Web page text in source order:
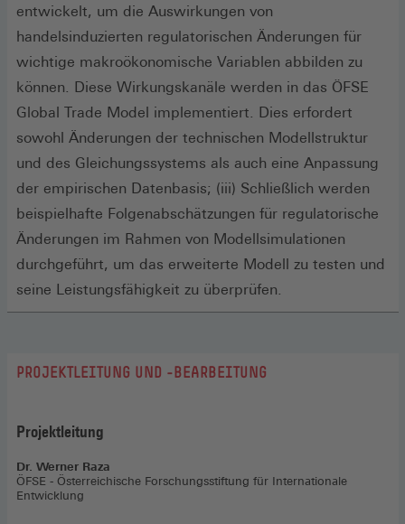
entwickelt, um die Auswirkungen von
handelsinduzierten regulatorischen Änderungen für
wichtige makroökonomische Variablen abbilden zu
können. Diese Wirkungskanäle werden in das ÖFSE
Global Trade Model implementiert. Dies erfordert
sowohl Änderungen der technischen Modellstruktur
und des Gleichungssystems als auch eine Anpassung
der empirischen Datenbasis; (iii) Schließlich werden
beispielhafte Folgenabschätzungen für regulatorische
Änderungen im Rahmen von Modellsimulationen
durchgeführt, um das erweiterte Modell zu testen und
seine Leistungsfähigkeit zu überprüfen.
PROJEKTLEITUNG UND -BEARBEITUNG
Projektleitung
Dr. Werner Raza
ÖFSE - Österreichische Forschungsstiftung für Internationale
Entwicklung